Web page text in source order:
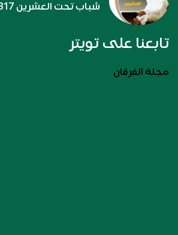
شباب تحت العشرين 1317
تابعنا على تويتر
مجلة الفرقان